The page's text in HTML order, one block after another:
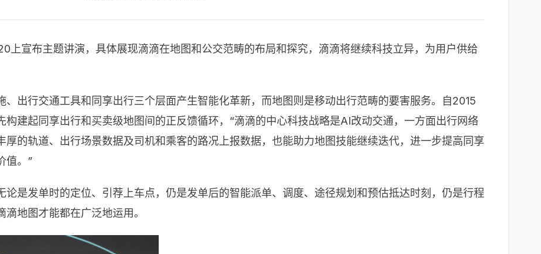
上宣布主题讲演，具体展现滴滴在地图和公交范畴的布局和探究，滴滴将继续科技立异，为用户供给
出行交通工具和同享出行三个层面产生智能化革新，而地图则是移动出行范畴的要害服务。自2015
建起同享出行和买卖级地图间的正反馈循环，“滴滴的中心科技战略是AI改动交通，一方面出行网络
的轨道、出行场景数据及司机和乘客的路况上报数据，也能助力地图技能继续迭代，进一步提高同享
值。”
是发单时的定位、引荐上车点，仍是发单后的智能派单、调度、途径规划和预估抵达时刻，仍是行程
地图才能都在广泛地运用。